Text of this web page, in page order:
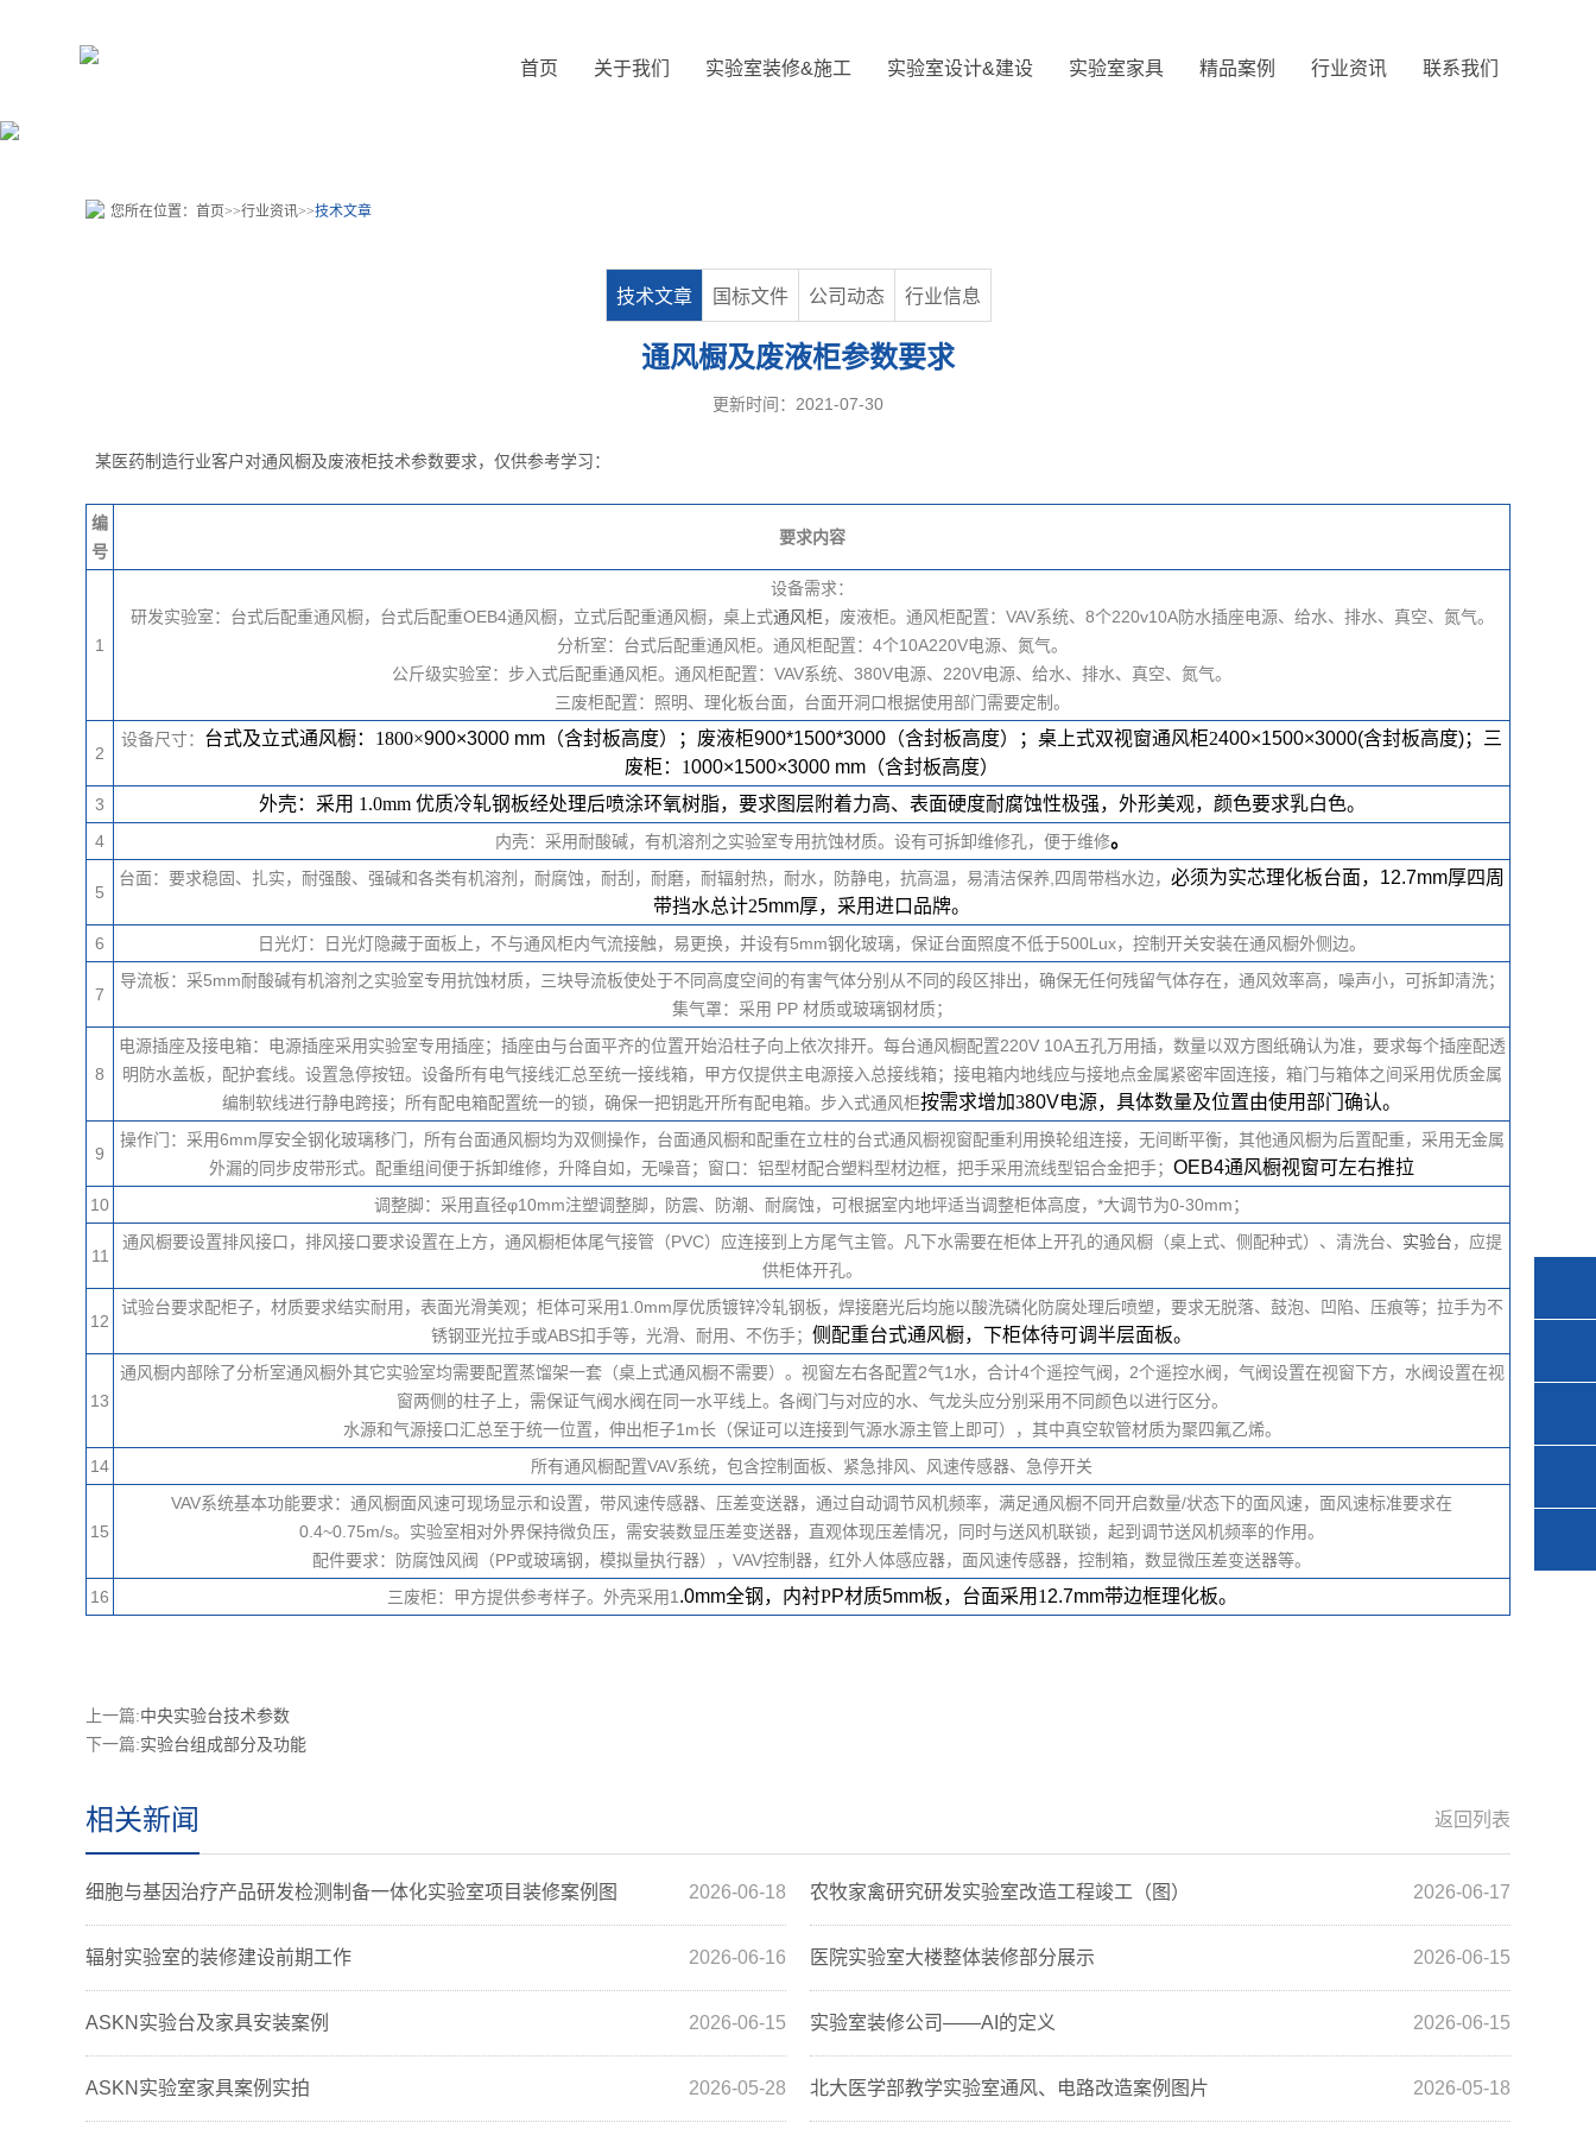
首页 关于我们 实验室装修&施工 实验室设计&建设 实验室家具 精品案例 行业资讯 联系我们
您所在位置： 首页>>行业资讯>>技术文章
技术文章 国标文件 公司动态 行业信息
通风橱及废液柜参数要求
更新时间：2021-07-30
某医药制造行业客户对通风橱及废液柜技术参数要求，仅供参考学习：
编
号
要求内容
1
设备需求：
研发实验室：台式后配重通风橱，台式后配重OEB4通风橱，立式后配重通风橱，桌上式通风柜，废液柜。通风柜配置：VAV系统、8个220v10A防水插座电源、给水、排水、真空、氮气。
分析室：台式后配重通风柜。通风柜配置：4个10A220V电源、氮气。
公斤级实验室：步入式后配重通风柜。通风柜配置：VAV系统、380V电源、220V电源、给水、排水、真空、氮气。
三废柜配置：照明、理化板台面，台面开洞口根据使用部门需要定制。
2
设备尺寸： 台式及立式通风橱：1800×900×3000 mm （含封板高度） ；废液柜900*1500*3000 （含封板高度） ；桌上式双视窗通风柜2400×1500×3000(含封板高度)；三
废柜：1000×1500×3000 mm（含封板高度）
3 外壳：采用 1.0mm 优质冷轧钢板经处理后喷涂环氧树脂，要求图层附着力高、表面硬度耐腐蚀性极强，外形美观，颜色要求乳白色。
4 内壳：采用耐酸碱，有机溶剂之实验室专用抗蚀材质。设有可拆卸维修孔，便于维修。
5
台面：要求稳固、扎实，耐强酸、强碱和各类有机溶剂，耐腐蚀，耐刮，耐磨，耐辐射热，耐水，防静电，抗高温，易清洁保养,四周带档水边， 必须为实芯理化板台面， 12.7mm厚四周
带挡水总计25mm厚，采用进口品牌。
6 日光灯：日光灯隐藏于面板上，不与通风柜内气流接触，易更换，并设有5mm钢化玻璃，保证台面照度不低于500Lux，控制开关安装在通风橱外侧边。
7
导流板：采5mm耐酸碱有机溶剂之实验室专用抗蚀材质，三块导流板使处于不同高度空间的有害气体分别从不同的段区排出，确保无任何残留气体存在，通风效率高，噪声小，可拆卸清洗；
集气罩：采用 PP 材质或玻璃钢材质；
8
电源插座及接电箱：电源插座采用实验室专用插座；插座由与台面平齐的位置开始沿柱子向上依次排开。每台通风橱配置220V 10A五孔万用插，数量以双方图纸确认为准，要求每个插座配透
明防水盖板，配护套线。设置急停按钮。设备所有电气接线汇总至统一接线箱，甲方仅提供主电源接入总接线箱；接电箱内地线应与接地点金属紧密牢固连接，箱门与箱体之间采用优质金属
编制软线进行静电跨接；所有配电箱配置统一的锁，确保一把钥匙开所有配电箱。步入式通风柜按需求增加380V电源，具体数量及位置由使用部门确认。
9
操作门：采用6mm厚安全钢化玻璃移门，所有台面通风橱均为双侧操作，台面通风橱和配重在立柱的台式通风橱视窗配重利用换轮组连接，无间断平衡，其他通风橱为后置配重，采用无金属
外漏的同步皮带形式。配重组间便于拆卸维修，升降自如，无噪音；窗口：铝型材配合塑料型材边框，把手采用流线型铝合金把手； OEB4通风橱视窗可左右推拉
10 调整脚：采用直径φ10mm注塑调整脚，防震、防潮、耐腐蚀，可根据室内地坪适当调整柜体高度，*大调节为0-30mm；
11
通风橱要设置排风接口，排风接口要求设置在上方，通风橱柜体尾气接管（PVC）应连接到上方尾气主管。凡下水需要在柜体上开孔的通风橱（桌上式、侧配种式）、清洗台、 实验台，应提
供柜体开孔。
12
试验台要求配柜子，材质要求结实耐用，表面光滑美观；柜体可采用1.0mm厚优质镀锌冷轧钢板，焊接磨光后均施以酸洗磷化防腐处理后喷塑，要求无脱落、鼓泡、凹陷、压痕等；拉手为不
锈钢亚光拉手或ABS扣手等，光滑、耐用、不伤手； 侧配重台式通风橱，下柜体待可调半层面板。
13
通风橱内部除了分析室通风橱外其它实验室均需要配置蒸馏架一套（桌上式通风橱不需要）。视窗左右各配置2气1水，合计4个遥控气阀，2个遥控水阀，气阀设置在视窗下方，水阀设置在视
窗两侧的柱子上，需保证气阀水阀在同一水平线上。各阀门与对应的水、气龙头应分别采用不同颜色以进行区分。
水源和气源接口汇总至于统一位置，伸出柜子1m长（保证可以连接到气源水源主管上即可），其中真空软管材质为聚四氟乙烯。
14
所有通风橱配置VAV系统，包含控制面板、紧急排风、风速传感器、急停开关
15
VAV系统基本功能要求：通风橱面风速可现场显示和设置，带风速传感器、压差变送器，通过自动调节风机频率，满足通风橱不同开启数量/状态下的面风速，面风速标准要求在
0.4~0.75m/s。实验室相对外界保持微负压，需安装数显压差变送器，直观体现压差情况，同时与送风机联锁，起到调节送风机频率的作用。
配件要求：防腐蚀风阀（PP或玻璃钢，模拟量执行器），VAV控制器，红外人体感应器，面风速传感器，控制箱，数显微压差变送器等。
16
三废柜：甲方提供参考样子。外壳采用1 .0mm全钢，内衬PP材质5mm板，台面采用1 2.7mm带边框理化板。
上一篇:中央实验台技术参数
下一篇:实验台组成部分及功能
返回列表
相关新闻
2026-06-18
细胞与基因治疗产品研发检测制备一体化实验室项目装修案例图 2026-06-17
农牧家禽研究研发实验室改造工程竣工（图）
2026-06-16
辐射实验室的装修建设前期工作 2026-06-15
医院实验室大楼整体装修部分展示
2026-06-15
ASKN实验台及家具安装案例 2026-06-15
实验室装修公司——AI的定义
2026-05-28
ASKN实验室家具案例实拍 2026-05-18
北大医学部教学实验室通风、电路改造案例图片